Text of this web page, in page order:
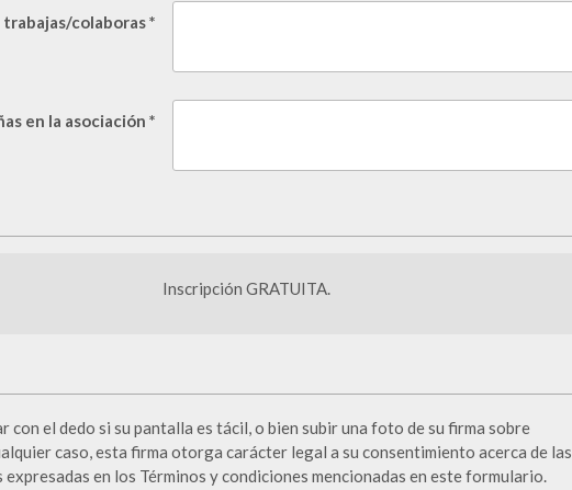
colaboras *
en la asociación *
Inscripción GRATUITA.
con el dedo si su pantalla es tácil, o bien subir una foto de su firma sobre
caso, esta firma otorga carácter legal a su consentimiento acerca de las
expresadas en los Términos y condiciones mencionadas en este formulario.